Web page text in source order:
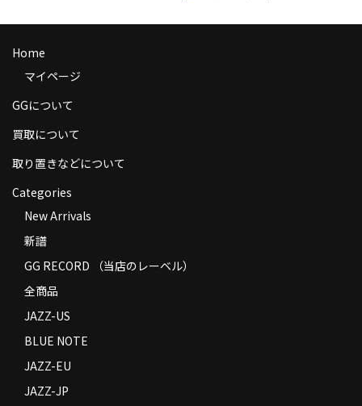
送料
商品の発送
お支払い方法
コンディション
Privacy Policy
Contact
Home
マイページ
GGについて
買取について
取り置きなどについて
Categories
New Arrivals
新譜
GG RECORD （当店のレーベル）
全商品
JAZZ-US
BLUE NOTE
JAZZ-EU
JAZZ-JP